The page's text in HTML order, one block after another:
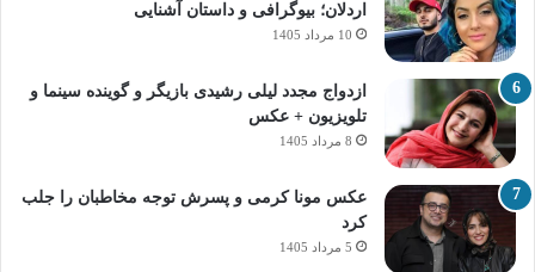
اردلان؛ بیوگرافی و داستان آشنایی
10 مرداد 1405
ازدواج مجدد لیلی رشیدی بازیگر و گوینده سینما و
تلویزیون + عکس
8 مرداد 1405
عکس مونا کرمی و پسرش توجه مخاطبان را جلب
کرد
5 مرداد 1405